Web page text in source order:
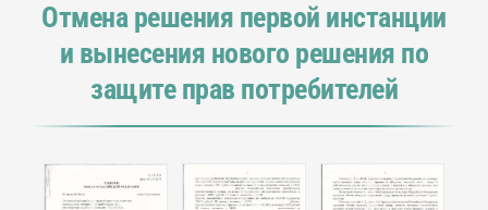
Отмена решения первой инстанции
и вынесения нового решения по
защите прав потребителей